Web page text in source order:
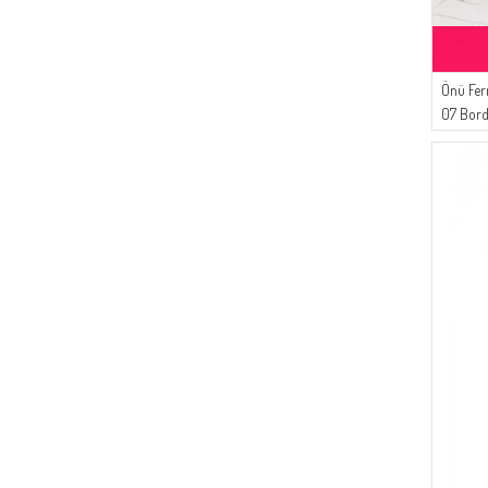
Önü
07